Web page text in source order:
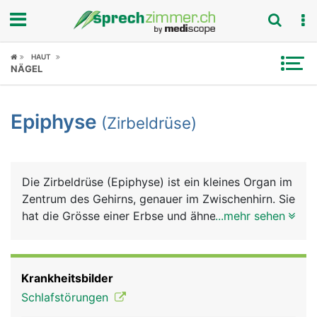
Fokus
Symptome
News
Rubriken
HAUT
NÄGEL
Epiphyse (Zirbeldrüse)
Die Zirbeldrüse (Epiphyse) ist ein kleines Organ im
Zentrum des Gehirns, genauer im Zwischenhirn. Sie
hat die Grösse einer Erbse und ähnelt einem
wird über den Lichteinfall auf die Netzhaut des
Auges gesteuert: Bei Dunkelheit läuft sie auf
...mehr sehen
Krankheitsbilder
Schlafstörungen